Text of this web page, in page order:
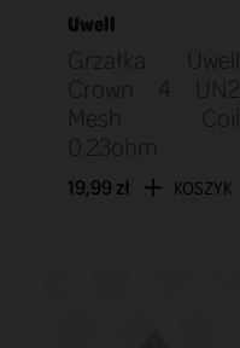
Uwell
Grzałka Uwell
Crown 4 UN2
Mesh Coil
0.23ohm
19,99 zł KOSZYK